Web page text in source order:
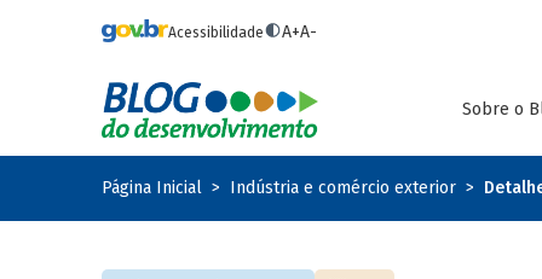
Acessibilidade A+A-
Sobre o
Página Inicial Indústria e comércio exterior